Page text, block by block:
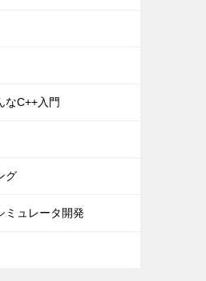
なC++入門
グ
ミュレータ開発